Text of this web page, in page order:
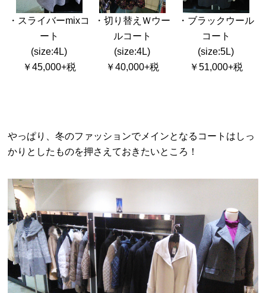
・スライバーmixコ
ート
(size:4L)
￥45,000+税
・切り替えＷウー
ルコート
(size:4L)
￥40,000+税
・ブラックウール
コート
(size:5L)
￥51,000+税
やっぱり、冬のファッションでメインとなるコートはしっ
かりとしたものを押さえておきたいところ！